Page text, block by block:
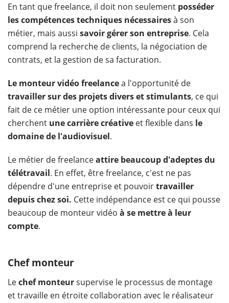
En tant que freelance, il doit non seulement posséder
les compétences techniques nécessairesà son
métier, mais aussi savoir gérer son entreprise. Cela
comprend la recherche de clients, la négociation de
contrats, et la gestion de sa facturation.
Le monteur vidéo freelancea l'opportunité de
travailler sur des projets divers et stimulants, ce qui
fait de ce métier une option intéressante pour ceux qui
cherchent une carrière créative et flexible dans le
domaine de l'audiovisuel.
Le métier de freelanceattire beaucoup d'adeptes du
télétravail. En effet, être freelance, c'est ne pas
dépendre d'une entreprise et pouvoirtravailler
depuis chez soi. Cette indépendance est ce qui pousse
beaucoup de monteur vidéo à se mettre à leur
compte.
Chef monteur
Lechef monteursupervise le processus de montage
et travaille en étroite collaboration avec le réalisateur